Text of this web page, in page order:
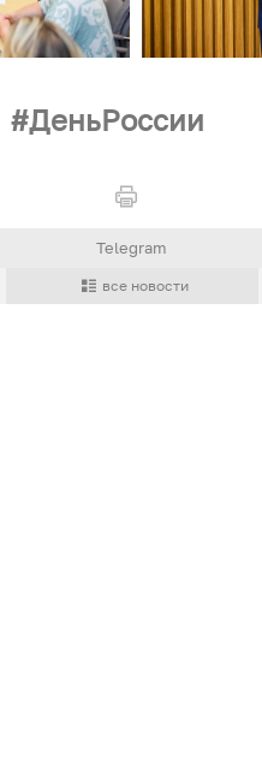
ДеньРоссии